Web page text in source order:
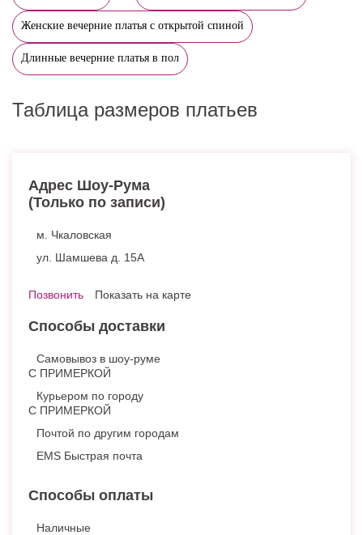
Женские вечерние платья с открытой спиной
Длинные вечерние платья в пол
Таблица размеров платьев
Адрес Шоу-Рума
(Только по записи)
м. Чкаловская
ул. Шамшева д. 15А
Позвонить Показать на карте
Способы доставки
Самовывоз в шоу-руме
С ПРИМЕРКОЙ
Курьером по городу
С ПРИМЕРКОЙ
Почтой по другим городам
EMS Быстрая почта
Способы оплаты
Наличные